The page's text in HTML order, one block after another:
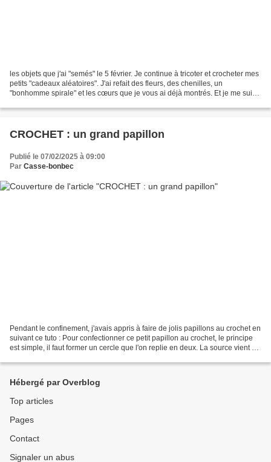
les objets que j'ai "semés" le 5 février. Je continue à tricoter et crocheter mes
petits "cadeaux aléatoires". J'ai refait des fleurs, des chenilles, un
"bonhomme spirale" et les cœurs que je vous ai déjà montrés. Et je me suis
CROCHET : un grand papillon
Publié le 07/02/2025 à 09:00
Par Casse-bonbec
Pendant le confinement, j'avais appris à faire de jolis papillons au crochet en
suivant ce tuto : Pour confectionner ce petit papillon au crochet, le principe
est simple, il faut former un cercle que l'on replie en deux. La source vient d...
Hébergé par Overblog
Top articles
Pages
Contact
Signaler un abus